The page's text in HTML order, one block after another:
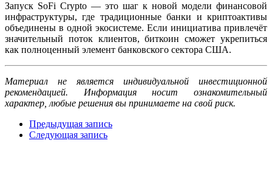
Запуск SoFi Crypto — это шаг к новой модели финансовой
инфраструктуры, где традиционные банки и криптоактивы
объединены в одной экосистеме. Если инициатива привлечёт
значительный поток клиентов, биткоин сможет укрепиться
как полноценный элемент банковского сектора США.
Материал не является индивидуальной инвестиционной
рекомендацией. Информация носит ознакомительный
характер, любые решения вы принимаете на свой риск.
Предыдущая запись
Следующая запись